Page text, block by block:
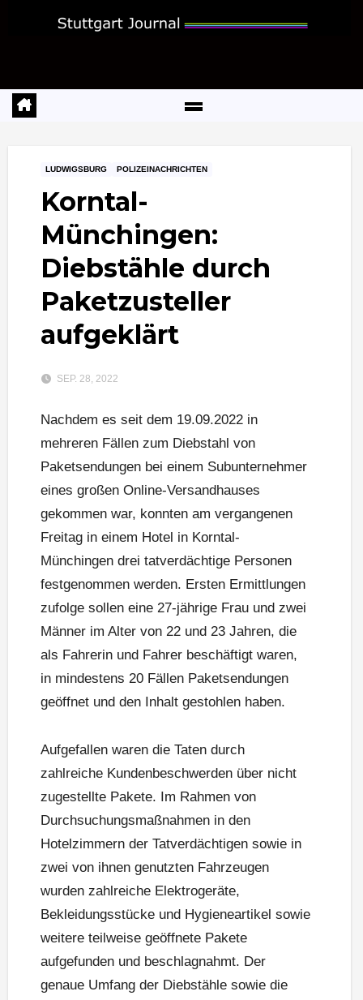
LUDWIGSBURG POLIZEINACHRICHTEN
Korntal-
Münchingen:
Diebstähle durch
Paketzusteller
aufgeklärt
SEP. 28, 2022
Nachdem es seit dem 19.09.2022 in
mehreren Fällen zum Diebstahl von
Paketsendungen bei einem Subunternehmer
eines großen Online-Versandhauses
gekommen war, konnten am vergangenen
Freitag in einem Hotel in Korntal-
Münchingen drei tatverdächtige Personen
festgenommen werden. Ersten Ermittlungen
zufolge sollen eine 27-jährige Frau und zwei
Männer im Alter von 22 und 23 Jahren, die
als Fahrerin und Fahrer beschäftigt waren,
in mindestens 20 Fällen Paketsendungen
geöffnet und den Inhalt gestohlen haben.
Aufgefallen waren die Taten durch
zahlreiche Kundenbeschwerden über nicht
zugestellte Pakete. Im Rahmen von
Durchsuchungsmaßnahmen in den
Hotelzimmern der Tatverdächtigen sowie in
zwei von ihnen genutzten Fahrzeugen
wurden zahlreiche Elektrogeräte,
Bekleidungsstücke und Hygieneartikel sowie
weitere teilweise geöffnete Pakete
aufgefunden und beschlagnahmt. Der
genaue Umfang der Diebstähle sowie die